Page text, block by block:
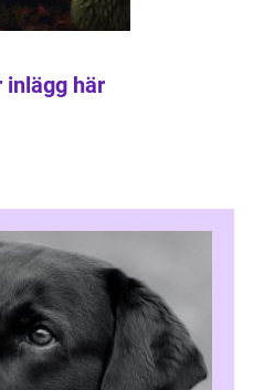
inlägg här